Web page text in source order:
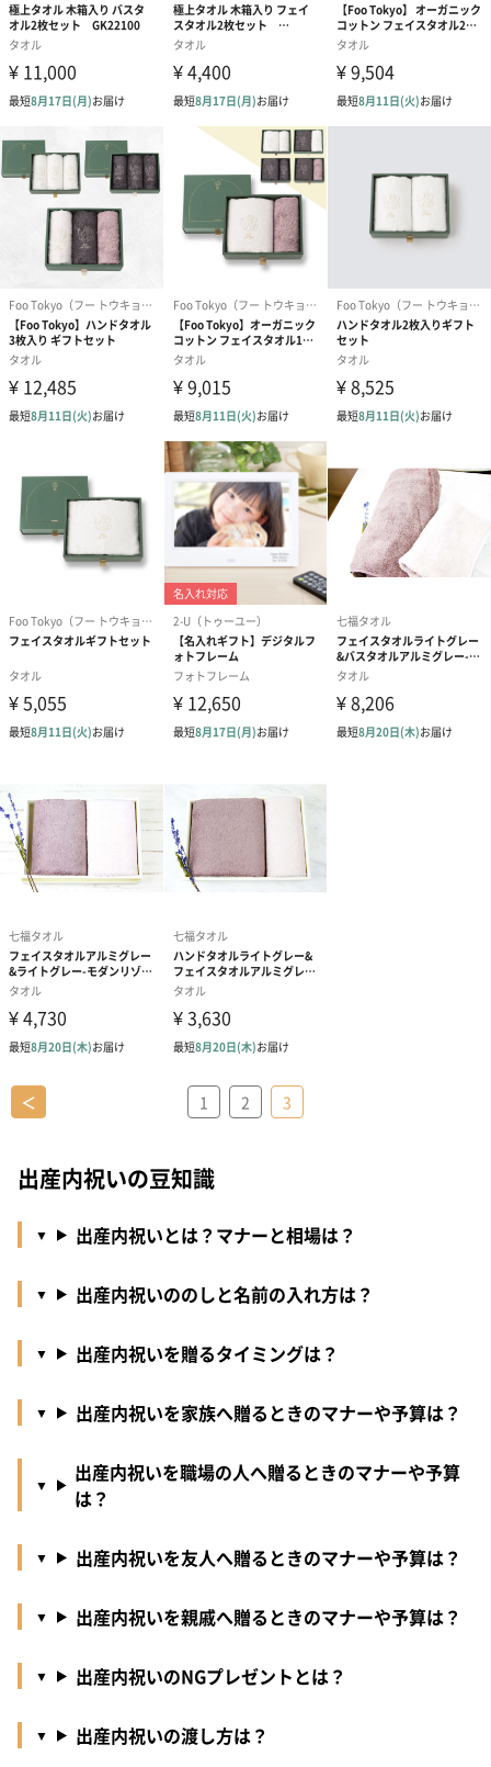
＜ 1 2 3
出産内祝いの豆知識
出産内祝いとは？マナーと相場は？
出産内祝いののしと名前の入れ方は？
出産内祝いを贈るタイミングは？
出産内祝いを家族へ贈るときのマナーや予算は？
出産内祝いを職場の人へ贈るときのマナーや予算
は？
出産内祝いを友人へ贈るときのマナーや予算は？
出産内祝いを親戚へ贈るときのマナーや予算は？
出産内祝いのNGプレゼントとは？
出産内祝いの渡し方は？